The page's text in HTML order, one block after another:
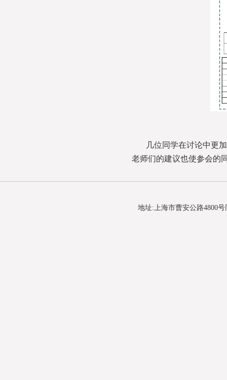
几位同学在讨论中更
老师们的建议也使参会的
地址:上海市曹安公路4800